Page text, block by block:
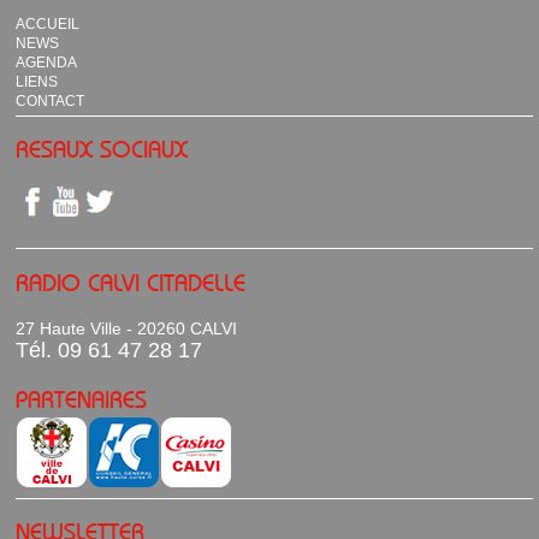
ACCUEIL
NEWS
AGENDA
LIENS
CONTACT
RESAUX SOCIAUX
RADIO CALVI CITADELLE
27 Haute Ville - 20260 CALVI
Tél. 09 61 47 28 17
PARTENAIRES
NEWSLETTER